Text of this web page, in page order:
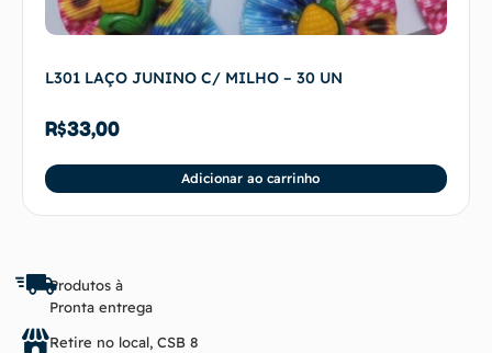
L301 LAÇO JUNINO C/ MILHO – 30 UN
R$33,00
Adicionar ao carrinho
Produtos à
Pronta entrega
Retire no local, CSB 8